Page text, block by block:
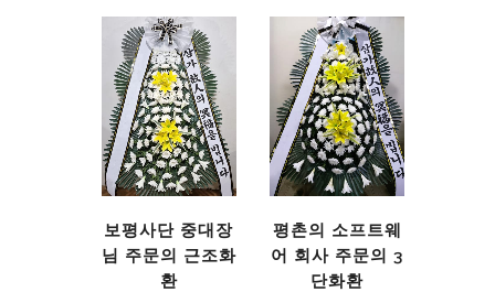
보평사단 중대장
님 주문의 근조화
환
평촌의 소프트웨
어 회사 주문의 3
단화환